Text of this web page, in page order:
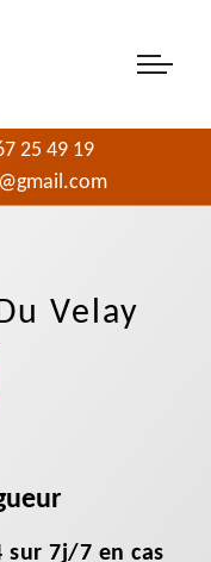
25 49 19
Velay
sur 7j/7 en cas